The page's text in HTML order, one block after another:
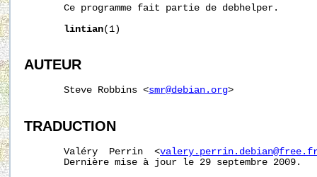
       Ce programme fait partie de debhelper.
lintian(1)
AUTEUR
       Steve Robbins <
smr@debian.org>
TRADUCTION
       Valéry  Perrin  <
       Dernière mise à jour le 29 septembre 2009.